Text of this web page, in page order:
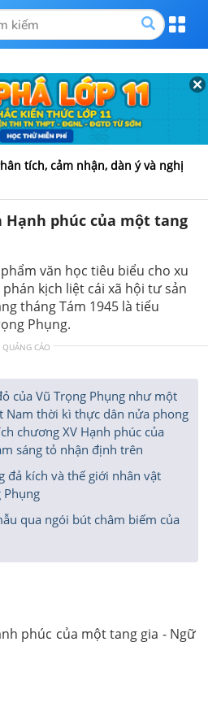
tích, cảm nhận, dàn ý và nghị
phúc của một tang
văn học tiêu biểu cho xu
kịch liệt cái xã hội tư sản
tháng Tám 1945 là tiểu
Phụng.
QUẢNG CÁO
của Vũ Trọng Phụng như một
Nam thời kì thực dân nửa phong
chương XV Hạnh phúc của
sáng tỏ nhận định trên
đả kích và thế giới nhân vật
Phụng
qua ngói bút châm biếm của
phúc của một tang gia - Ngữ